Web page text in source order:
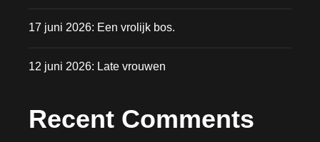
17 juni 2026: Een vrolijk bos.
12 juni 2026: Late vrouwen
Recent Comments